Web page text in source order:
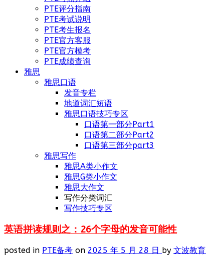
PTE评分指南
PTE考试说明
PTE考生报名
PTE官方客服
PTE官方模考
PTE成绩查询
雅思
雅思口语
发音专栏
地道词汇短语
雅思口语技巧专区
口语第一部分Part1
口语第二部分Part2
口语第三部分part3
雅思写作
雅思A类小作文
雅思G类小作文
雅思大作文
写作分类词汇
写作技巧专区
英语拼读规则之：26个字母的发音可能性
posted in PTE备考 on 2025 年 5 月 28 日 by 文波教育